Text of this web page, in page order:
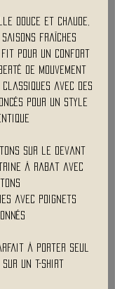
douce et chaude,
saisons fraîches
pour un confort
de mouvement
classiques avec des
pour un style
sur le devant
à rabat avec
avec poignets
à porter seul
sur un t-shirt